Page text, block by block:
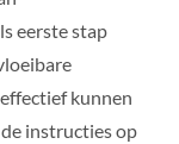
eerste stap
kunnen
instructies op